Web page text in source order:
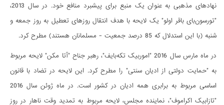
نهادهای مذهبی به عنوان یک منبع برای پیشبرد منافع خود. در سال 2013،
"تورسون‌بای باقر اولو" یک لایحه با هدف انتقال روزهای تعطیل به روز جمعه و
شنبه (با این استدلال که 85 درصد جمعیت - مسلمانان هستند) مطرح کرد.
در ماه مارس سال 2016 "اموربیک تکه‌بایف"، رهبر جناح "آتا مکن" لایحه مربوط
به "حمایت دولتی از ادیان سنتی" را مطرح کرد. این لایحه در تضاد با قانون
اساسی مربوط به برابری همه ادیان در کشور است. در ماه ژوئن سال 2016
"تازابیک اکراموف"، نماینده مجلس، لایحه مربوط به تمدید وقت ناهار در روز